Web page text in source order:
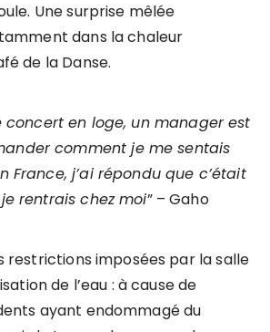
Une surprise mêlée
dans la chaleur
de la Danse.
concert en loge, un manager est
comment je me sentais
France, j’ai répondu que c’était
rentrais chez moi” – Gaho
restrictions imposées par la salle
de l’eau : à cause de
ayant endommagé du